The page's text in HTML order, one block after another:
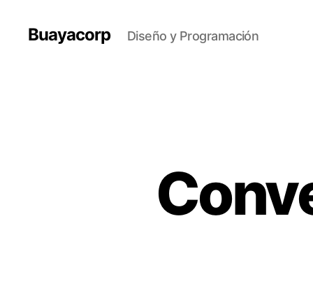
Buayacorp Diseño y Programación